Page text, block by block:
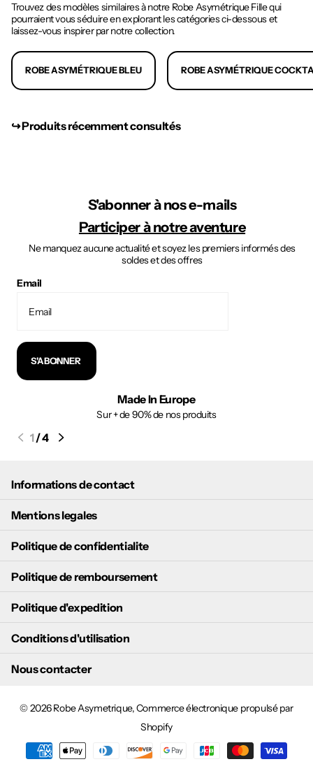
Trouvez des modèles similaires à notre Robe Asymétrique Fille qui
pourraient vous séduire en explorant les catégories ci-dessous et
laissez-vous inspirer par notre collection.
ROBE ASYMÉTRIQUE BLEU ROBE ASYMÉTRIQUE
↪︎ Produits récemment consultés
S'abonner à nos e-mails
Participer à notre aventure
Ne manquez aucune actualité et soyez les premiers informés des
soldes et des offres
Email
S'ABONNER
Made In Europe
Sur + de 90% de nos produits
1/4
Informations de contact
Mentions legales
Politique de confidentialite
Politique de remboursement
Politique d'expedition
Conditions d'utilisation
Nous contacter
©2026Robe Asymetrique,Commerce électronique propulsé par
Shopify